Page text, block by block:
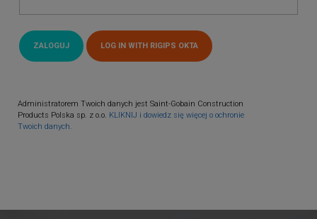
Administratorem Twoich danych jest Saint-Gobain Construction
Products Polska sp. z o.o. KLIKNIJ i dowiedz się więcej o ochronie
Twoich danych.